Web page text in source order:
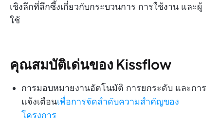
เชิงลึกที่ลึกซึ้งเกี่ยวกับกระบวนการ การใช้งาน และผู้
ใช้
คุณสมบัติเด่นของ Kissflow
การมอบหมายงานอัตโนมัติ การยกระดับ และการ
แจ้งเตือนเพื่อการจัดลำดับความสำคัญของ
โครงการ